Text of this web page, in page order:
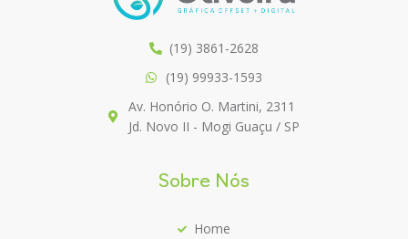
(19) 3861-2628
(19) 99933-1593
Av. Honório O. Martini, 2311
Jd. Novo II - Mogi Guaçu / SP
Sobre Nós
Home